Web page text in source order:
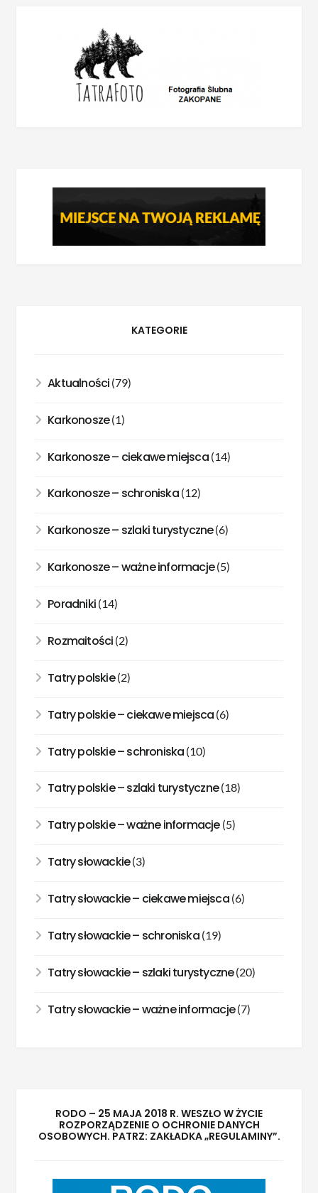
KATEGORIE
Aktualności (79)
Karkonosze(1)
Karkonosze – ciekawe miejsca(14)
Karkonosze – schroniska(12)
Karkonosze – szlaki turystyczne(6)
Karkonosze – ważne informacje(5)
Poradniki(14)
Rozmaitości (2)
Tatry polskie(2)
Tatry polskie – ciekawe miejsca (6)
Tatry polskie – schroniska (10)
Tatry polskie – szlaki turystyczne(18)
Tatry polskie – ważne informacje(5)
Tatry słowackie(3)
Tatry słowackie – ciekawe miejsca(6)
Tatry słowackie – schroniska(19)
Tatry słowackie – szlaki turystyczne(20)
Tatry słowackie – ważne informacje(7)
RODO – 25 MAJA 2018 R. WESZŁO W ŻYCIE
ROZPORZĄDZENIE O OCHRONIE DANYCH
OSOBOWYCH. PATRZ: ZAKŁADKA „REGULAMINY”.